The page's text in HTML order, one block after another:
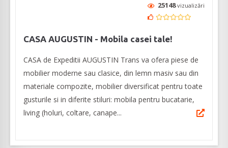
25148vizualizări
CASA AUGUSTIN - Mobila casei tale!
CASA de Expeditii AUGUSTIN Trans va ofera piese de
mobilier moderne sau clasice, din lemn masiv sau din
materiale compozite, mobilier diversificat pentru toate
gusturile si in diferite stiluri: mobila pentru bucatarie,
living (holuri, coltare, canape...